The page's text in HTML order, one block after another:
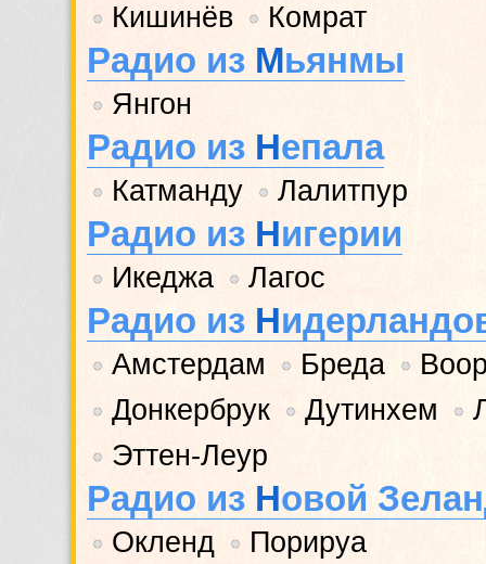
• Кишинёв • Комрат
Радио из Мьянмы
• Янгон
Радио из Непала
• Катманду • Лалитпур
Радио из Нигерии
• Икеджа • Лагос
Радио из Н
• Амстердам • Бреда •
• Донкербрук • Дутинхем •
• Эттен-Леур
Радио из Новой
• Окленд • Порируа